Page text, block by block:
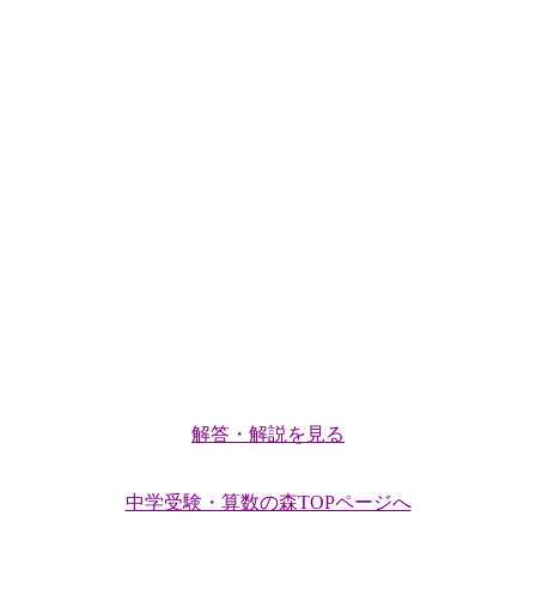
解答・解説を見る
中学受験・算数の森TOPページへ